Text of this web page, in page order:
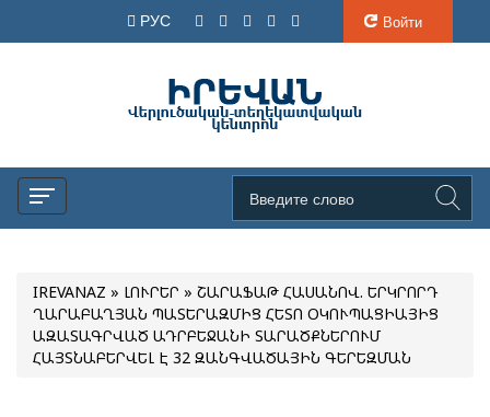
РУС Войти
IREVANAZ » ԼՈՒՐԵՐ » ՇԱՐԱՖԱԹ ՀԱՍԱՆՈՎ. ԵՐԿՐՈՐԴ
ՂԱՐԱԲԱՂՅԱՆ ՊԱՏԵՐԱԶՄԻՑ ՀԵՏՈ ՕԿՈՒՊԱՑԻԱՅԻՑ
ԱԶԱՏԱԳՐՎԱԾ ԱԴՐԲԵՋԱՆԻ ՏԱՐԱԾՔՆԵՐՈՒՄ
ՀԱՅՏՆԱԲԵՐՎԵԼ Է 32 ԶԱՆԳՎԱԾԱՅԻՆ ԳԵՐԵԶՄԱՆ